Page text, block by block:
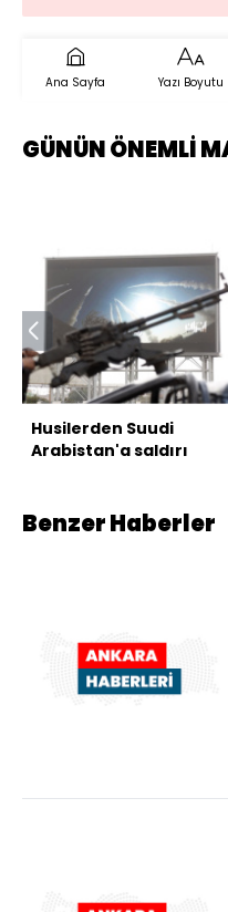
Ana Sayfa Yazı Boyutu
GÜNÜN ÖNEMLİ
Husilerden Suudi
Arabistan'a saldırı
Benzer Haberler